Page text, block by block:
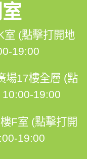
室 (點擊打開地
19:00
場17樓全層 (點
19:00
F室 (點擊打開
19:00